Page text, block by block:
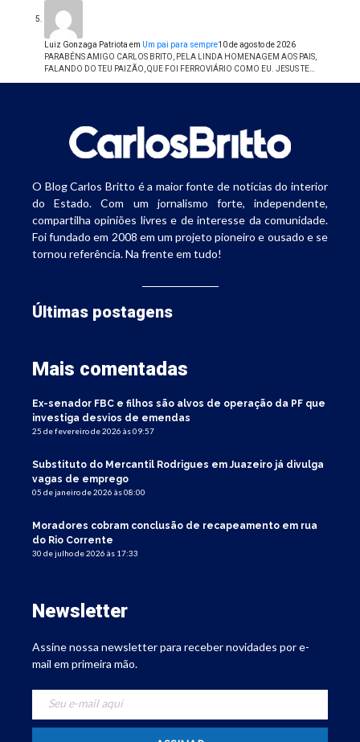
Luiz Gonzaga Patriota em Um pai para sempre10 de agosto de 2026
PARABÉNS AMIGO CARLOS BRITO, PELA LINDA HOMENAGEM AOS PAIS,
FALANDO DO TEU PAIZÃO, QUE FOI FERROVIÁRIO COMO EU. JESUS TE…
O Blog Carlos Britto é a maior fonte de notícias do interior
do Estado. Com um jornalismo forte, independente,
compartilha opiniões livres e de interesse da comunidade.
Foi fundado em 2008 em um projeto pioneiro e ousado e se
tornou referência. Na frente em tudo!
Últimas postagens
Mais comentadas
Ex-senador FBC e filhos são alvos de operação da PF que
investiga desvios de emendas
25 de fevereiro de 2026 às 09:57
Substituto do Mercantil Rodrigues em Juazeiro já divulga
vagas de emprego
05 de janeiro de 2026 às 08:00
Moradores cobram conclusão de recapeamento em rua
do Rio Corrente
30 de julho de 2026 às 17:33
Newsletter
Assine nossa newsletter para receber novidades por e-
mail em primeira mão.